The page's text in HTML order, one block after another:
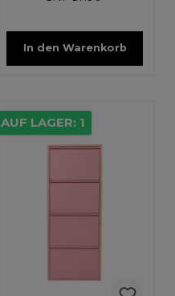
In den Warenkorb
AUF LAGER: 1